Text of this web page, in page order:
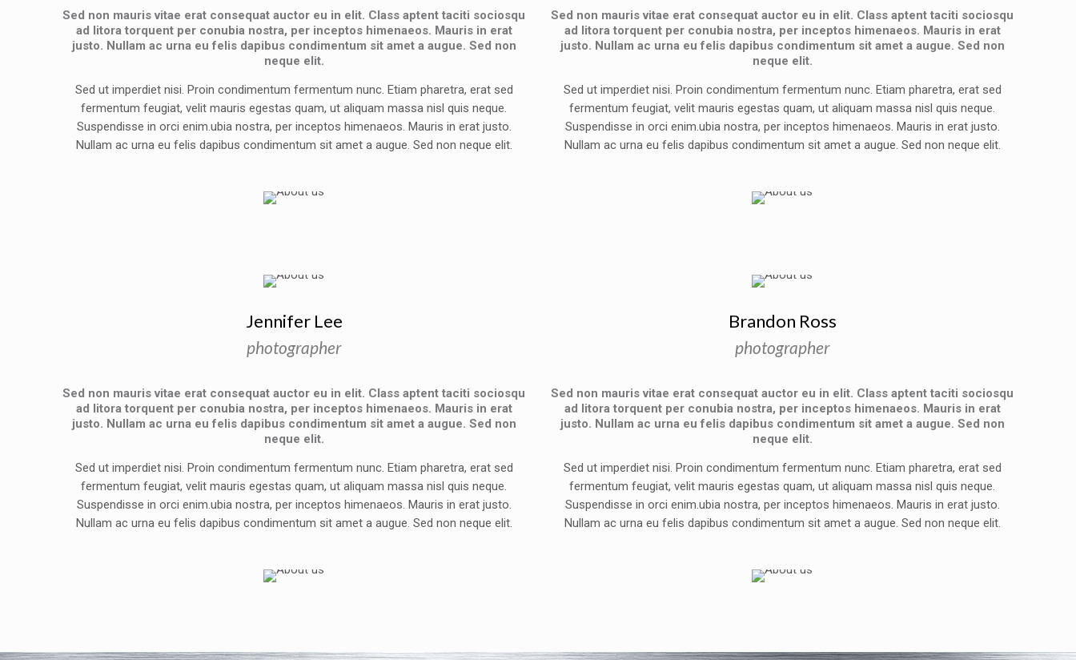
Sed non mauris vitae erat consequat auctor eu in elit. Class aptent taciti sociosqu
ad litora torquent per conubia nostra, per inceptos himenaeos. Mauris in erat
justo. Nullam ac urna eu felis dapibus condimentum sit amet a augue. Sed non
neque elit.
Sed ut imperdiet nisi. Proin condimentum fermentum nunc. Etiam pharetra, erat sed
fermentum feugiat, velit mauris egestas quam, ut aliquam massa nisl quis neque.
Suspendisse in orci enim.ubia nostra, per inceptos himenaeos. Mauris in erat justo.
Nullam ac urna eu felis dapibus condimentum sit amet a augue. Sed non neque elit.
Sed non mauris vitae erat consequat auctor eu in elit. Class aptent taciti sociosqu
ad litora torquent per conubia nostra, per inceptos himenaeos. Mauris in erat
justo. Nullam ac urna eu felis dapibus condimentum sit amet a augue. Sed non
neque elit.
Sed ut imperdiet nisi. Proin condimentum fermentum nunc. Etiam pharetra, erat sed
fermentum feugiat, velit mauris egestas quam, ut aliquam massa nisl quis neque.
Suspendisse in orci enim.ubia nostra, per inceptos himenaeos. Mauris in erat justo.
Nullam ac urna eu felis dapibus condimentum sit amet a augue. Sed non neque elit.
Jennifer Lee
photographer
Sed non mauris vitae erat consequat auctor eu in elit. Class aptent taciti sociosqu
ad litora torquent per conubia nostra, per inceptos himenaeos. Mauris in erat
justo. Nullam ac urna eu felis dapibus condimentum sit amet a augue. Sed non
neque elit.
Sed ut imperdiet nisi. Proin condimentum fermentum nunc. Etiam pharetra, erat sed
fermentum feugiat, velit mauris egestas quam, ut aliquam massa nisl quis neque.
Suspendisse in orci enim.ubia nostra, per inceptos himenaeos. Mauris in erat justo.
Nullam ac urna eu felis dapibus condimentum sit amet a augue. Sed non neque elit.
Brandon Ross
photographer
Sed non mauris vitae erat consequat auctor eu in elit. Class aptent taciti sociosqu
ad litora torquent per conubia nostra, per inceptos himenaeos. Mauris in erat
justo. Nullam ac urna eu felis dapibus condimentum sit amet a augue. Sed non
neque elit.
Sed ut imperdiet nisi. Proin condimentum fermentum nunc. Etiam pharetra, erat sed
fermentum feugiat, velit mauris egestas quam, ut aliquam massa nisl quis neque.
Suspendisse in orci enim.ubia nostra, per inceptos himenaeos. Mauris in erat justo.
Nullam ac urna eu felis dapibus condimentum sit amet a augue. Sed non neque elit.